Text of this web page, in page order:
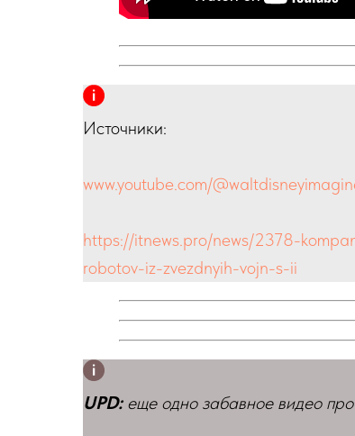
Источники:
www.youtube.com/
https://itnews.pro/news/2378-
robotov-iz-zvezdnyih-vojn-s-ii
UPD: еще одно забавное видео